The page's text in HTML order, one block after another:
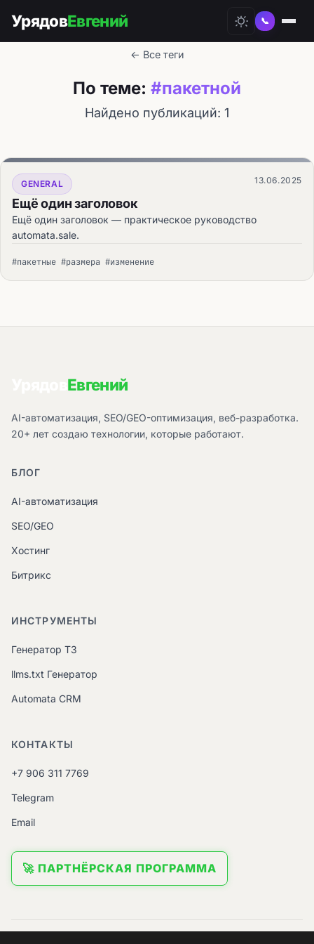
УрядовЕвгений 📞
← Все теги
По теме: #пакетной
Найдено публикаций: 1
GENERAL 13.06.2025
Ещё один заголовок
Ещё один заголовок — практическое руководство
automata.sale.
#пакетные #размера #изменение
Евгений
AI-автоматизация, SEO/GEO-оптимизация, веб-разработка.
20+ лет создаю технологии, которые работают.
БЛОГ
AI-автоматизация
SEO/GEO
Хостинг
Битрикс
ИНСТРУМЕНТЫ
Генератор ТЗ
llms.txt Генератор
Automata CRM
КОНТАКТЫ
+7 906 311 7769
Telegram
Email
🚀 ПАРТНЁРСКАЯ ПРОГРАММА